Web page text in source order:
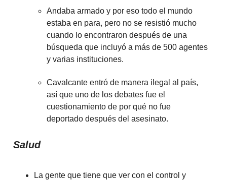
Andaba armado y por eso todo el mundo
estaba en para, pero no se resistió mucho
cuando lo encontraron después de una
búsqueda que incluyó a más de 500 agentes
y varias instituciones.
Cavalcante entró de manera ilegal al país,
así que uno de los debates fue el
cuestionamiento de por qué no fue
deportado después del asesinato.
Salud
La gente que tiene que ver con el control y